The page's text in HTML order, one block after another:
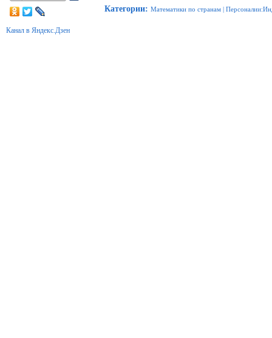
Канал в Яндекс.Дзен
Категории: Математики по странам |